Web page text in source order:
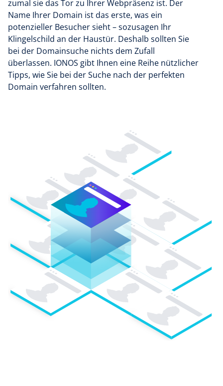
zumal sie das Tor zu Ihrer Webpräsenz ist. Der
Name Ihrer Domain ist das erste, was ein
potenzieller Besucher sieht – sozusagen Ihr
Klingelschild an der Haustür. Deshalb sollten Sie
bei der Domainsuche nichts dem Zufall
überlassen. IONOS gibt Ihnen eine Reihe nützlicher
Tipps, wie Sie bei der Suche nach der perfekten
Domain verfahren sollten.